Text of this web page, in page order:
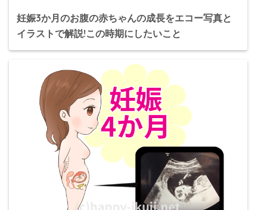
妊娠3か月のお腹の赤ちゃんの成長をエコー写真と
イラストで解説!この時期にしたいこと